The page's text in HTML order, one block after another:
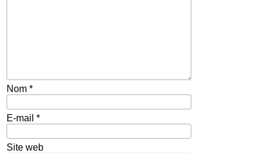
Nom *
E-mail *
Site web